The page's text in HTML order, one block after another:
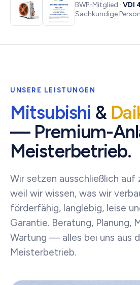
BWP-Mitglied · VDI
Sachkundige Person
UNSERE LEISTUNGEN
Mitsubishi &
— Premium-
Meisterbetrieb.
Wir setzen ausschließlich auf
weil wir wissen, was wir
förderfähig, langlebig, leise
Garantie. Beratung, Planung,
Wartung — alles bei uns aus
Meisterbetrieb.